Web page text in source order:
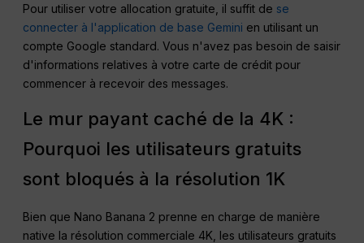
Pour utiliser votre allocation gratuite, il suffit de se
connecter à l'application de base Gemini en utilisant un
compte Google standard. Vous n'avez pas besoin de saisir
d'informations relatives à votre carte de crédit pour
commencer à recevoir des messages.
Le mur payant caché de la 4K :
Pourquoi les utilisateurs gratuits
sont bloqués à la résolution 1K
Bien que Nano Banana 2 prenne en charge de manière
native la résolution commerciale 4K, les utilisateurs gratuits